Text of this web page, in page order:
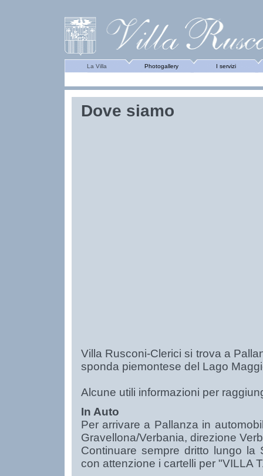
La Villa Photogallery I servizi
Dove siamo
Villa Rusconi-Clerici si trova a
sponda piemontese del Lago
Alcune utili informazioni per
In Auto
Per arrivare a Pallanza in
Gravellona/Verbania, direzione
Continuare sempre dritto lungo
con attenzione i cartelli per "VILLA